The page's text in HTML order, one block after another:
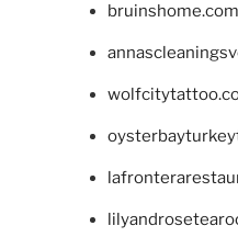
bruinshome.com